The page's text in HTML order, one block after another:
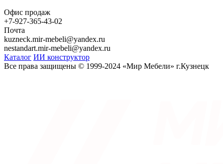
Офис продаж
+7-927-365-43-02
Почта
kuzneck.mir-mebeli@yandex.ru
nestandart.mir-mebeli@yandex.ru
Каталог ИИ конструктор
Все права защищены © 1999-2024 «Мир Мебели» г.Кузнецк